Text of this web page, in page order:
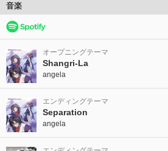
音楽
オープニングテーマ
Shangri-La
angela
エンディングテーマ
Separation
angela